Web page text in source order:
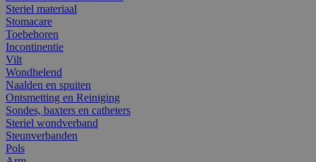
Steriel materiaal
Stomacare
Toebehoren
Incontinentie
Vilt
Wondhelend
Naalden en spuiten
Ontsmetting en Reiniging
Sondes, baxters en catheters
Steriel wondverband
Steunverbanden
Pols